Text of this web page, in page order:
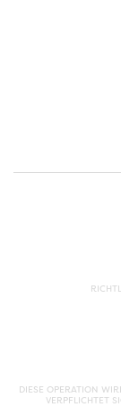
DIESE OPERATION
VERPFLICHTET